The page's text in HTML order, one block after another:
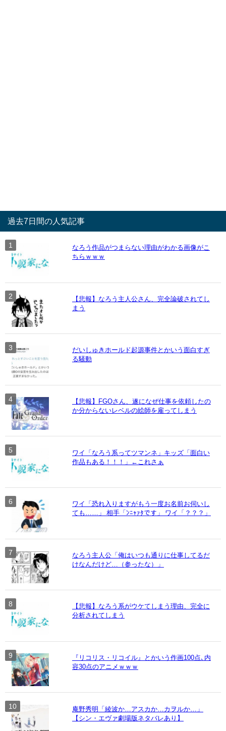
過去7日間の人気記事
なろう作品がつまらない理由がわかる画像がこ
ちらｗｗｗ
【悲報】なろう主人公さん、完全論破されてし
まう
だいしゅきホールド起源事件とかいう面白すぎ
る騒動
【悲報】FGOさん、遂になぜ仕事を依頼したの
か分からないレベルの絵師を雇ってしまう
ワイ「なろう系ってツマンネ」キッズ「面白い
作品もある！！！」←これさぁ
ワイ「恐れ入りますがもう一度お名前お伺いし
ても……」 相手「ﾝﾆｬｧﾀです」 ワイ「？？？」
なろう主人公「俺はいつも通りに仕事してるだ
けなんだけど…（参ったな）」
【悲報】なろう系がウケてしまう理由、完全に
分析されてしまう
『リコリス・リコイル』とかいう作画100点､内
容30点のアニメｗｗｗ
庵野秀明「綾波か…アスカか…カヲルか…」
【シン・エヴァ劇場版ネタバレあり】